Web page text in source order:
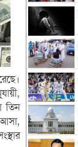
তিন
আসা,